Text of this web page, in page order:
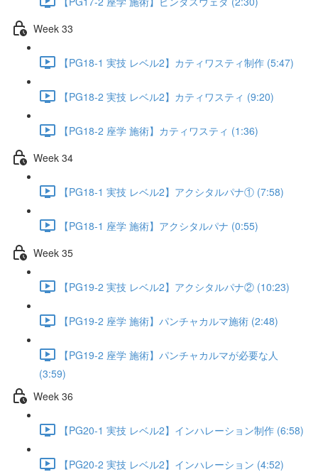
Week 33
【PG18-1 実技 レベル2】カティワスティ制作 (5:47)
【PG18-2 実技 レベル2】カティワスティ (9:20)
【PG18-2 座学 施術】カティワスティ (1:36)
Week 34
【PG18-1 実技 レベル2】アクシタルパナ① (7:58)
【PG18-1 座学 施術】アクシタルパナ (0:55)
Week 35
【PG19-2 実技 レベル2】アクシタルパナ② (10:23)
【PG19-2 座学 施術】パンチャカルマ施術 (2:48)
【PG19-2 座学 施術】パンチャカルマが必要な人
(3:59)
Week 36
【PG20-1 実技 レベル2】インハレーション制作 (6:58)
【PG20-2 実技 レベル2】インハレーション (4:52)